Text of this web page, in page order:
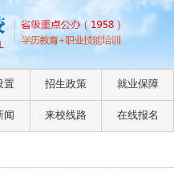
置 招生政策 就业保障
闻 来校线路 在线报名